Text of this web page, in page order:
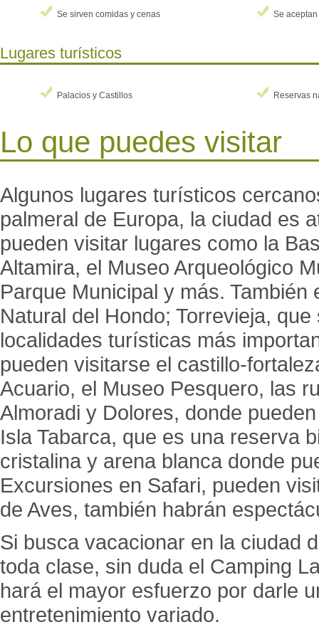
Se sirven comidas y cenas Se
Lugares turísticos
Palacios y Castillos Reservas
Lo que puedes visitar
Algunos lugares turísticos
palmeral de Europa, la ciudad es
pueden visitar lugares como la
Altamira, el Museo Arqueológico
Parque Municipal y más.
Natural del Hondo; Torrevieja,
localidades turísticas más
pueden visitarse el castillo-
Acuario, el Museo Pesquero, las
Almoradi y Dolores, donde
Isla Tabarca, que es una reserva
cristalina y arena blanca donde
Excursiones en Safari, pueden
de Aves, también habrán
Si busca vacacionar en la ciudad
toda clase, sin duda el Camping
hará el mayor esfuerzo por darle
entretenimiento variado.